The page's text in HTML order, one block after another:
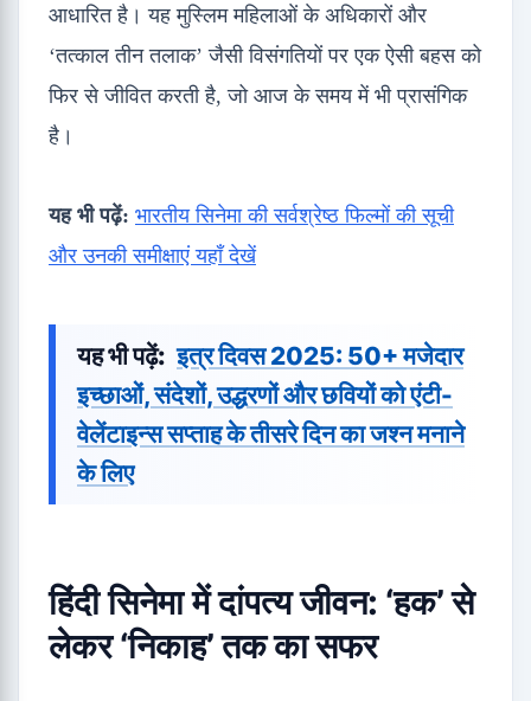
आधारित है। यह मुस्लिम महिलाओं के अधिकारों और
‘तत्काल तीन तलाक’ जैसी विसंगतियों पर एक ऐसी बहस को
फिर से जीवित करती है, जो आज के समय में भी प्रासंगिक
है।
यह भी पढ़ें: भारतीय सिनेमा की सर्वश्रेष्ठ फिल्मों की सूची
और उनकी समीक्षाएं यहाँ देखें
यह भी पढ़ें: इत्र दिवस 2025: 50+ मजेदार
इच्छाओं, संदेशों, उद्धरणों और छवियों को एंटी-
वेलेंटाइन्स सप्ताह के तीसरे दिन का जश्न मनाने
के लिए
हिंदी सिनेमा में दांपत्य जीवन: ‘हक’ से
लेकर ‘निकाह’ तक का सफर